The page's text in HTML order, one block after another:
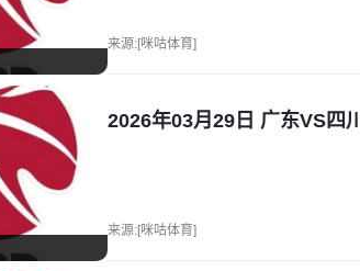
来源:[咪咕体育]
2026年03月29日 广东VS四
来源:[咪咕体育]